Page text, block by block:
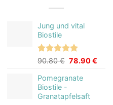
Jung und vital
Biostile
Bewertet
von 5,
basierend
auf
3
Kundenbewertungen
90.80€
war:
78.90€
Pomegranate
Biostile -
Granatapfelsaft